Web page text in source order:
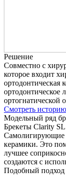
Решение
Совместно с
которое входит
ортодонтическая
ортодонтическое
ортогнатической
Смотреть
Модельный ряд
Брекеты Clarity SL
Самолигирующие
керамики. Это
лучшее
создаются с
Подобный подход